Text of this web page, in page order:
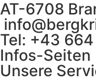
AT-6708
Tel: +43
Infos-Seiten
Unsere